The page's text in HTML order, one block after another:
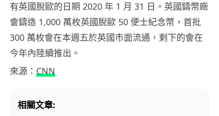
有英國脫歐的日期 2020 年 1 月 31 日。英國鑄幣廠
會鑄造 1,000 萬枚英國脫歐 50 便士紀念幣，首批
300 萬枚會在本週五於英國市面流通，剩下的會在
今年內陸續推出。
來源： CNN
相關文章: